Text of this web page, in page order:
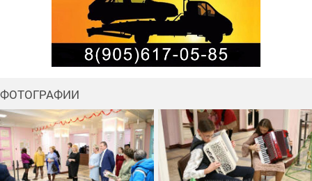
ФОТОГРАФИИ